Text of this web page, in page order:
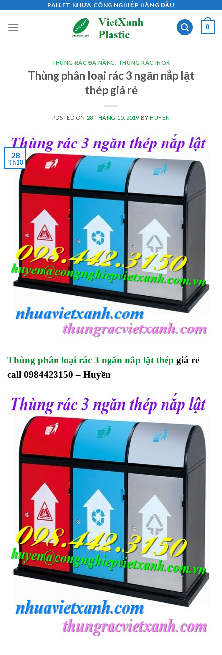
content
PALLET NHỰA CÔNG NGHIỆP HÀNG ĐẦU
0
THÙNG RÁC ĐA NĂNG THÙNG RÁC INOX
Thùng phân loại rác 3 ngăn nắp lật
thép giá rẻ
POSTED ON 28 THÁNG 10, 2019 BYHUYEN
28
Th10
Thùng phân loại rác 3 ngăn nắp lật thép giá rẻ
call 0984423150 – Huyền